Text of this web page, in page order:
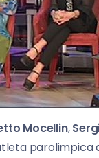
Mocellin,
parolimpica